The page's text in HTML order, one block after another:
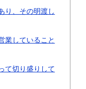
り、その明渡し
業していること
て切り盛りして